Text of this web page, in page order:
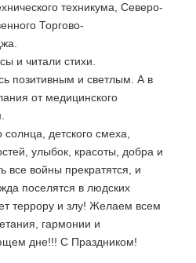
техникума, Северо-
Торгово-
и читали стихи.
позитивным и светлым. А в
от медицинского
детского смеха,
улыбок, красоты, добра и
все войны прекратятся, и
поселятся в людских
террору и злу! Желаем всем
гармонии и
дне!!! С Праздником!